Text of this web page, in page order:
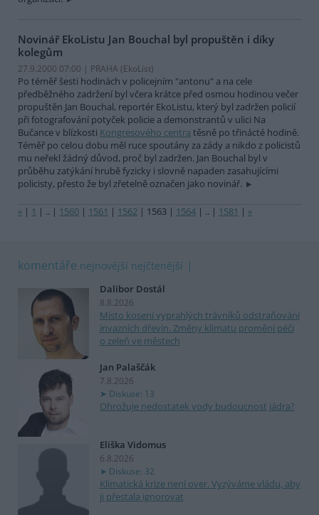
Novinář EkoListu Jan Bouchal byl propuštěn i díky
kolegům
27.9.2000 07:00 | PRAHA (EkoList)
Po téměř šesti hodinách v policejním "antonu" a na cele
předběžného zadržení byl včera krátce před osmou hodinou večer
propuštěn Jan Bouchal, reportér EkoListu, který byl zadržen policií
při fotografování potyček policie a demonstrantů v ulici Na
Bučance v blízkosti Kongresového centra těsně po třinácté hodině.
Téměř po celou dobu měl ruce spoutány za zády a nikdo z policistů
mu neřekl žádný důvod, proč byl zadržen. Jan Bouchal byl v
průběhu zatýkání hrubě fyzicky i slovně napaden zasahujícími
policisty, přesto že byl zřetelně označen jako novinář.
« | 1 | .. | 1560 | 1561 | 1562 | 1563 | 1564 | .. | 1581 | »
komentáře nejnovější nejčtenější
Dalibor Dostál
8.8.2026
Místo kosení vyprahlých trávníků odstraňování
invazních dřevin. Změny klimatu promění péči
o zeleň ve městech
Jan Palaščák
7.8.2026
Diskuse: 13
Ohrožuje nedostatek vody budoucnost jádra?
Eliška Vidomus
6.8.2026
Diskuse: 32
Klimatická krize není over. Vyzýváme vládu, aby
ji přestala ignorovat